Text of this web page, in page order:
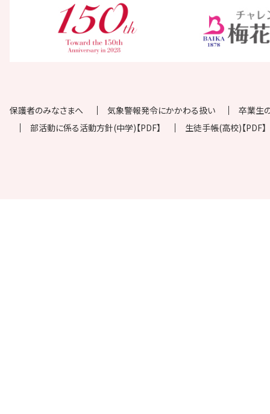
保護者のみなさまへ 気象警報発令にかかわる扱い
卒業生
部活動に係る活動方針(中学)【PDF】
生徒手帳(高校)【PDF】